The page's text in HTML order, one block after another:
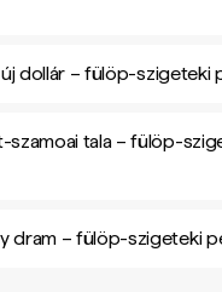
dollár – fülöp-szigeteki
szamoai tala – fülöp-
dram – fülöp-szigeteki